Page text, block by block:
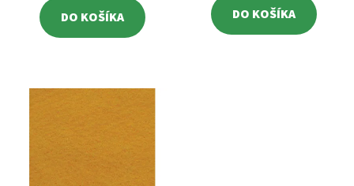
DO KOŠÍKA DO KOŠÍKA